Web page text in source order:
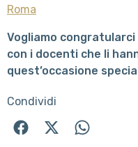
Roma
Vogliamo
con i docenti che li
quest’occasione
Condividi